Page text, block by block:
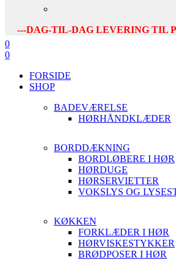
---DAG-TIL-DAG LEVERING TIL
0
0
FORSIDE
SHOP
BADEVÆRELSE
HØRHÅNDKLÆDER
BORDDÆKNING
BORDLØBERE I HØR
HØRDUGE
HØRSERVIETTER
VOKSLYS OG
KØKKEN
FORKLÆDER I HØR
HØRVISKESTYKKER
BRØDPOSER I HØR